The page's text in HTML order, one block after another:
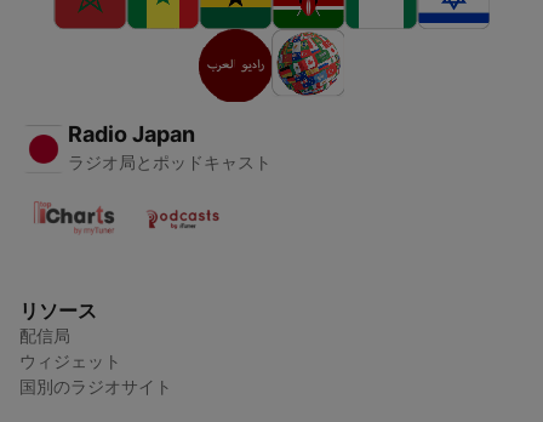
Radio Japan
ラジオ局とポッドキャスト
リソース
配信局
ウィジェット
国別のラジオサイト